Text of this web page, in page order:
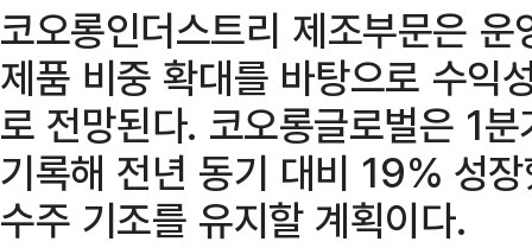
코오롱인더스트리 제조부문은
제품 비중 확대를 바탕으로 수익
로 전망된다. 코오롱글로벌은 1
기록해 전년 동기 대비 19% 성
수주 기조를 유지할 계획이다.